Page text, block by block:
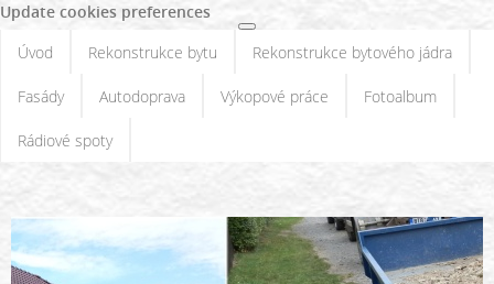
Update cookies preferences
Úvod
Rekonstrukce bytu Rekonstrukce bytového jádra
Fasády Autodoprava Výkopové práce Fotoalbum
Rádiové spoty